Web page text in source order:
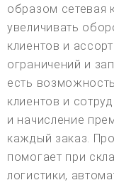
образом сетевая
увеличивать
клиентов и
ограничений и
есть
клиентов и
и начисление
каждый заказ.
помогает при
логистики,